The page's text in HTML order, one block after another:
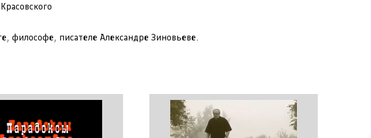
философе, писателе Александре Зиновьеве.